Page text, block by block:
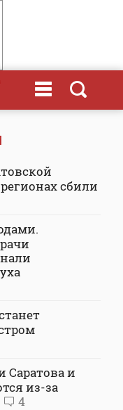
сбили
Саратова и
из-за
4